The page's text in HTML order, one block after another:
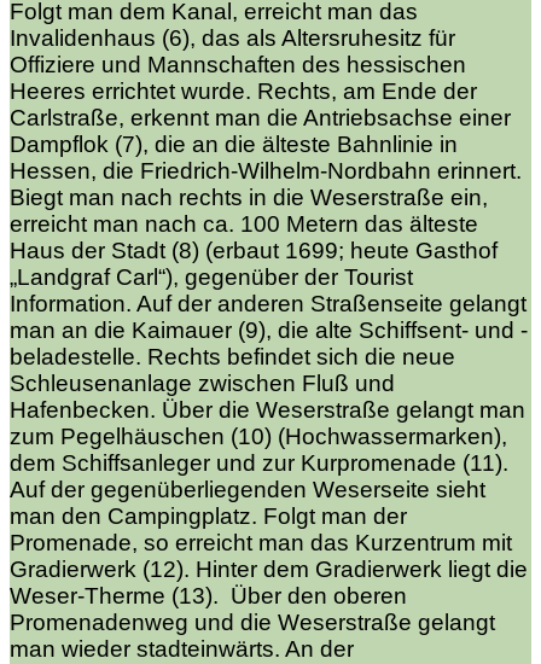
Folgt man dem Kanal, erreicht man das
Invalidenhaus (6), das als Altersruhesitz für
Offiziere und Mannschaften des hessischen
Heeres errichtet wurde. Rechts, am Ende der
Carlstraße, erkennt man die Antriebsachse einer
Dampflok (7), die an die älteste Bahnlinie in
Hessen, die Friedrich-Wilhelm-Nordbahn erinnert.
Biegt man nach rechts in die Weserstraße ein,
erreicht man nach ca. 100 Metern das älteste
Haus der Stadt (8) (erbaut 1699; heute Gasthof
„Landgraf Carl“), gegenüber der Tourist
Information. Auf der anderen Straßenseite gelangt
man an die Kaimauer (9), die alte Schiffsent- und -
beladestelle. Rechts befindet sich die neue
Schleusenanlage zwischen Fluß und
Hafenbecken. Über die Weserstraße gelangt man
zum Pegelhäuschen (10) (Hochwassermarken),
dem Schiffsanleger und zur Kurpromenade (11).
Auf der gegenüberliegenden Weserseite sieht
man den Campingplatz. Folgt man der
Promenade, so erreicht man das Kurzentrum mit
Gradierwerk (12). Hinter dem Gradierwerk liegt die
Weser-Therme (13). Über den oberen
Promenadenweg und die Weserstraße gelangt
man wieder stadteinwärts. An der